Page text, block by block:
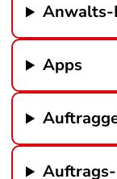
Anwalts-
Apps